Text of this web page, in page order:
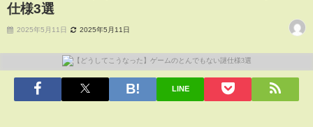
仕様3選
2025年5月11日 2025年5月11日
LINE